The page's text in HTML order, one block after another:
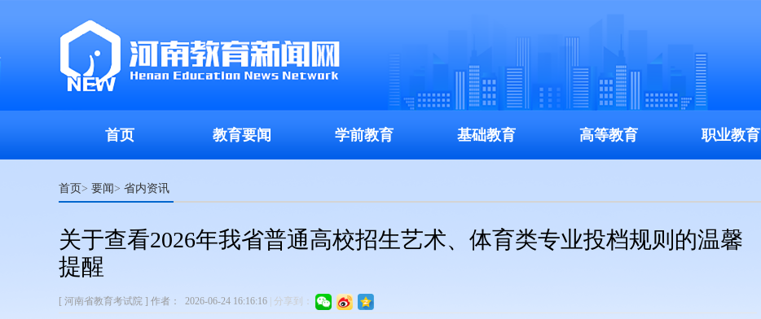
首页 教育要闻 学前教育 基础教育 高等教育 职业教育
首页> 要闻> 省内资讯
关于查看2026年我省普通高校招生艺术、体育类专业投档规则的温馨
提醒
[ 河南省教育考试院 ] 作者： 2026-06-24 16:16:16 分享到：